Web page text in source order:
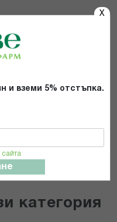
X
и вземи 5% отстъпка.
с
категория